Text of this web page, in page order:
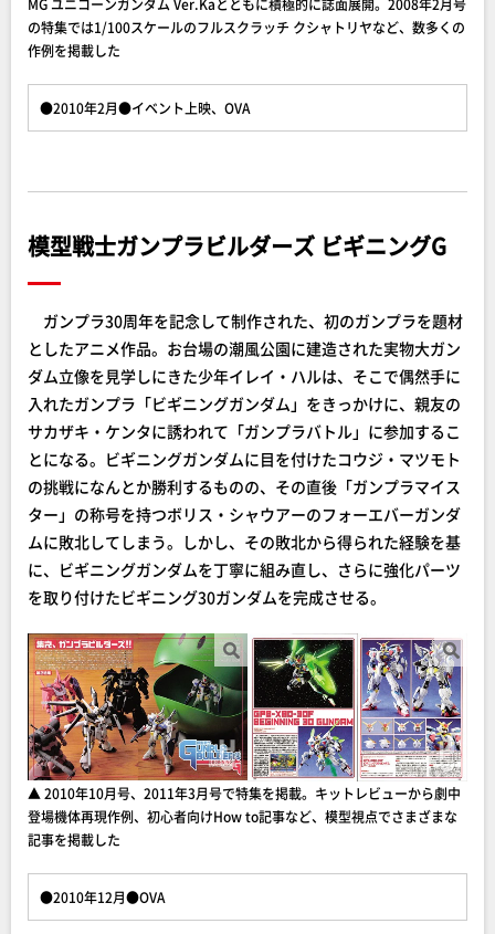
MG ユニコーンガンダム Ver.Kaとともに積極的に誌面展開。2008年2月号
の特集では1/100スケールのフルスクラッチ クシャトリヤなど、数多くの
作例を掲載した
●2010年2月●イベント上映、OVA
模型戦士ガンプラビルダーズ ビギニングG
ガンプラ30周年を記念して制作された、初のガンプラを題材
としたアニメ作品。お台場の潮風公園に建造された実物大ガン
ダム立像を見学しにきた少年イレイ・ハルは、そこで偶然手に
入れたガンプラ「ビギニングガンダム」をきっかけに、親友の
サカザキ・ケンタに誘われて「ガンプラバトル」に参加するこ
とになる。ビギニングガンダムに目を付けたコウジ・マツモト
の挑戦になんとか勝利するものの、その直後「ガンプラマイス
ター」の称号を持つボリス・シャウアーのフォーエバーガンダ
ムに敗北してしまう。しかし、その敗北から得られた経験を基
に、ビギニングガンダムを丁寧に組み直し、さらに強化パーツ
を取り付けたビギニング30ガンダムを完成させる。
▲ 2010年10月号、2011年3月号で特集を掲載。キットレビューから劇中
登場機体再現作例、初心者向けHow to記事など、模型視点でさまざまな
記事を掲載した
●2010年12月●OVA